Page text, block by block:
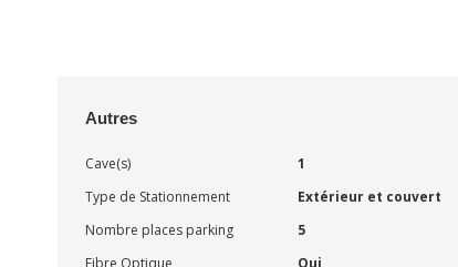
Autres
Cave(s)
1
Type de Stationnement
Extérieur et couvert
Nombre places parking
5